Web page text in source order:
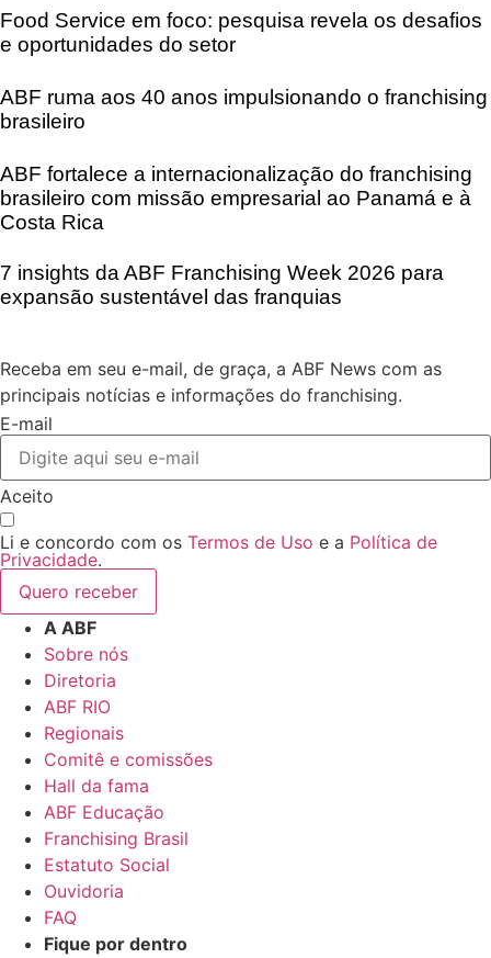
Food Service em foco: pesquisa revela os desafios
e oportunidades do setor
ABF ruma aos 40 anos impulsionando o franchising
brasileiro
ABF fortalece a internacionalização do franchising
brasileiro com missão empresarial ao Panamá e à
Costa Rica
7 insights da ABF Franchising Week 2026 para
expansão sustentável das franquias
Receba em seu e-mail, de graça, a ABF News com as
principais notícias e informações do franchising.
E-mail
Aceito
Li e concordo com os Termos de Uso e a Política de
Privacidade.
Quero receber
A ABF
Sobre nós
Diretoria
ABF RIO
Regionais
Comitê e comissões
Hall da fama
ABF Educação
Franchising Brasil
Estatuto Social
Ouvidoria
FAQ
Fique por dentro